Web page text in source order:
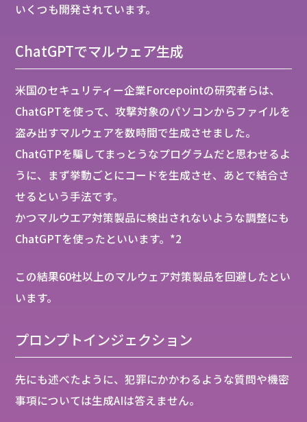
いくつも開発されています。
ChatGPTでマルウェア生成
米国のセキュリティー企業Forcepointの研究者らは、
ChatGPTを使って、攻撃対象のパソコンからファイルを
盗み出すマルウェアを数時間で生成させました。
ChatGTPを騙してまっとうなプログラムだと思わせるよ
うに、まず挙動ごとにコードを生成させ、あとで結合さ
せるという手法です。
かつマルウエア対策製品に検出されないような調整にも
ChatGPTを使ったといいます。*2
この結果60社以上のマルウェア対策製品を回避したとい
います。
プロンプトインジェクション
先にも述べたように、犯罪にかかわるような質問や機密
事項については生成AIは答えません。